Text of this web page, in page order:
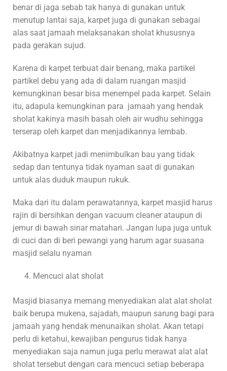
benar di jaga sebab tak hanya di gunakan untuk
menutup lantai saja, karpet juga di gunakan sebagai
alas saat jamaah melaksanakan sholat khususnya
pada gerakan sujud.
Karena di karpet terbuat dair benang, maka partikel
partikel debu yang ada di dalam ruangan masjid
kemungkinan besar bisa menempel pada karpet. Selain
itu, adapula kemungkinan para jamaah yang hendak
sholat kakinya masih basah oleh air wudhu sehingga
terserap oleh karpet dan menjadikannya lembab.
Akibatnya karpet jadi menimbulkan bau yang tidak
sedap dan tentunya tidak nyaman saat di gunakan
untuk alas duduk maupun rukuk.
Maka dari itu dalam perawatannya, karpet masjid harus
rajin di bersihkan dengan vacuum cleaner ataupun di
jemur di bawah sinar matahari. Jangan lupa juga untuk
di cuci dan di beri pewangi yang harum agar suasana
masjid selalu nyaman
Mencuci alat sholat
Masjid biasanya memang menyediakan alat alat sholat
baik berupa mukena, sajadah, maupun sarung bagi para
jamaah yang hendak menunaikan sholat. Akan tetapi
perlu di ketahui, kewajiban pengurus tidak hanya
menyediakan saja namun juga perlu merawat alat alat
sholat tersebut dengan cara mencuci setiap beberapa